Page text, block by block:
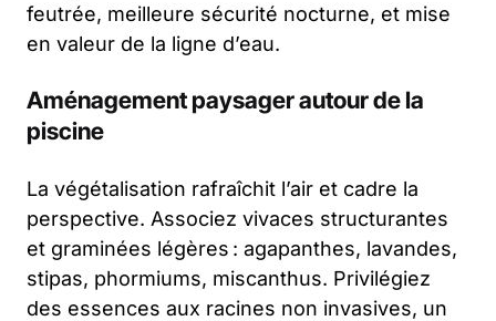
feutrée, meilleure sécurité nocturne, et mise
en valeur de la ligne d’eau.
Aménagement paysager autour de la
piscine
La végétalisation rafraîchit l’air et cadre la
perspective. Associez vivaces structurantes
et graminées légères : agapanthes, lavandes,
stipas, phormiums, miscanthus. Privilégiez
des essences aux racines non invasives, un